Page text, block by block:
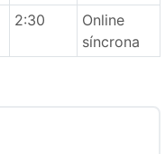
2:30
Online
síncrona